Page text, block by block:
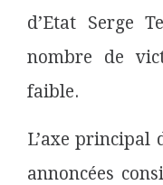
d’Etat Serge
nombre de
faible.
L’axe principal
annoncées